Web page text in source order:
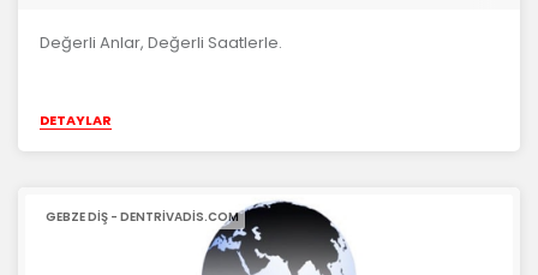
Değerli Anlar, Değerli Saatlerle.
DETAYLAR
GEBZE DIŞ - DENTRIVADIS.COM